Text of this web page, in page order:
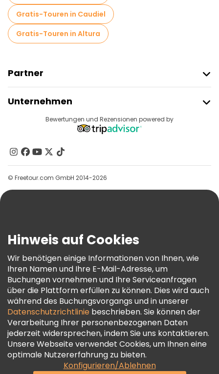
Gratis-Touren in Caudiel
Gratis-Touren in Altura
Partner
Anbieter-Anmeldung
Affiliate-Programm
Unternehmen
Reiseziele
Kontakt
Gruppen
Hilfe
AGB Und Rechtliches
Cookie-Richtlinie
Freetour Auszeichnungen
Treueprogramm
Bewertungen und Rezensionen powered by
© Freetour.com GmbH 2014-2026
Hinweis auf Cookies
Wir benötigen einige Informationen von Ihnen, wie
Ihren Namen und Ihre E-Mail-Adresse, um
Buchungen vornehmen und Ihre Serviceanfragen
über die Plattform erfüllen zu können. Dies wird auch
während des Buchungsvorgangs und in unserer
Datenschutzrichtlinie beschrieben. Sie können der
Verarbeitung Ihrer personenbezogenen Daten
jederzeit widersprechen, indem Sie uns kontaktieren.
Unsere Webseite verwendet Cookies, um Ihnen eine
optimale Nutzererfahrung zu bieten.
Konfigurieren/Ablehnen